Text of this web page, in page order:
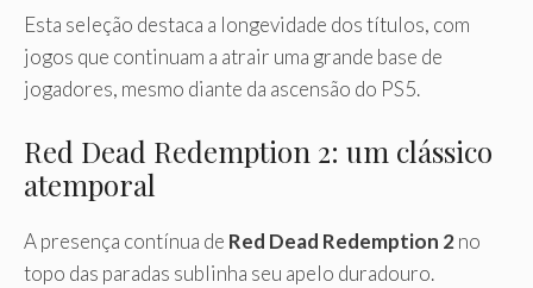
Esta seleção destaca a longevidade dos títulos, com
jogos que continuam a atrair uma grande base de
jogadores, mesmo diante da ascensão do PS5.
Red Dead Redemption 2: um clássico
atemporal
A presença contínua de Red Dead Redemption 2no
topo das paradas sublinha seu apelo duradouro.